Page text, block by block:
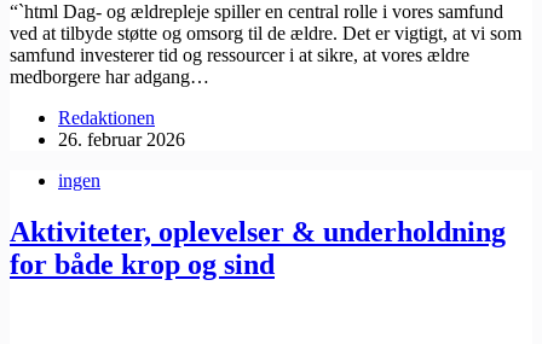
“`html Dag- og ældrepleje spiller en central rolle i vores samfund
ved at tilbyde støtte og omsorg til de ældre. Det er vigtigt, at vi som
samfund investerer tid og ressourcer i at sikre, at vores ældre
medborgere har adgang…
Redaktionen
26. februar 2026
ingen
Aktiviteter, oplevelser & underholdning
for både krop og sind